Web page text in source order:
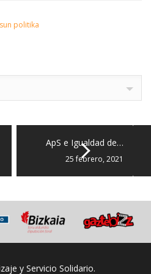
politika
ApS e Igualdad de…
25 febrero, 2021
y Servicio Solidario.